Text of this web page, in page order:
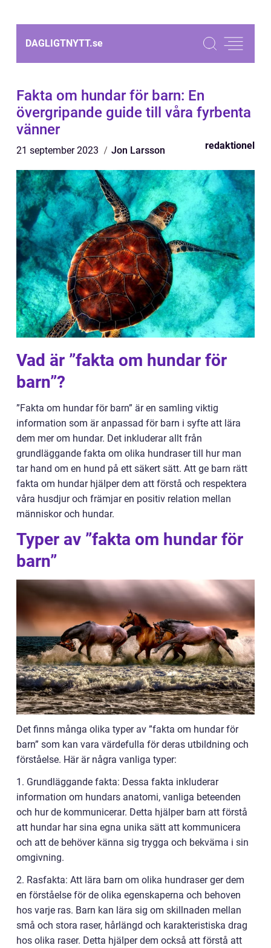
DAGLIGTNYTT.se
Fakta om hundar för barn: En
övergripande guide till våra fyrbenta
vänner
21 september 2023 Jon Larsson redaktionel
Vad är ”fakta om hundar för
barn”?
”Fakta om hundar för barn” är en samling viktig
information som är anpassad för barn i syfte att lära
dem mer om hundar. Det inkluderar allt från
grundläggande fakta om olika hundraser till hur man
tar hand om en hund på ett säkert sätt. Att ge barn rätt
fakta om hundar hjälper dem att förstå och respektera
våra husdjur och främjar en positiv relation mellan
människor och hundar.
Typer av ”fakta om hundar för
barn”
Det finns många olika typer av ”fakta om hundar för
barn” som kan vara värdefulla för deras utbildning och
förståelse. Här är några vanliga typer:
1. Grundläggande fakta: Dessa fakta inkluderar
information om hundars anatomi, vanliga beteenden
och hur de kommunicerar. Detta hjälper barn att förstå
att hundar har sina egna unika sätt att kommunicera
och att de behöver känna sig trygga och bekväma i sin
omgivning.
2. Rasfakta: Att lära barn om olika hundraser ger dem
en förståelse för de olika egenskaperna och behoven
hos varje ras. Barn kan lära sig om skillnaden mellan
små och stora raser, hårlängd och karakteristiska drag
hos olika raser. Detta hjälper dem också att förstå att